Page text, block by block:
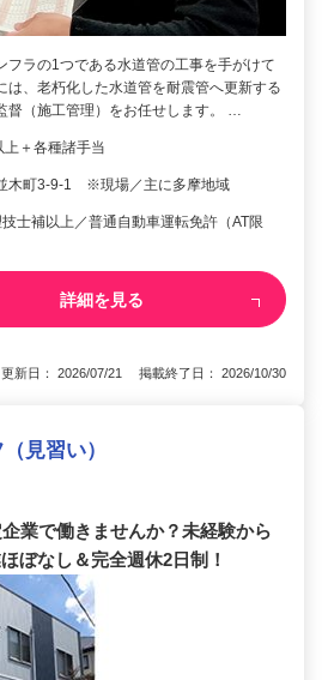
フラの1つである水道管の工事を手がけて
は、老朽化した水道管を耐震管へ更新する
督（施工管理）をお任せします。 …
＋各種諸手当
木町3-9-1 ※現場／主に多摩地域
士補以上／普通自動車運転免許（AT限
詳細を見る
更新日： 2026/07/21 掲載終了日： 2026/10/30
見習い）
業で働きませんか？未経験から
ぼなし＆完全週休2日制！